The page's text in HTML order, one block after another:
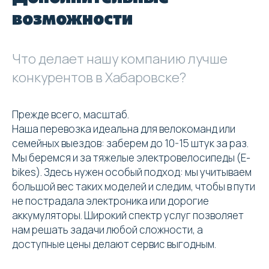
возможности
Что делает нашу компанию лучше
конкурентов в Хабаровске?
Прежде всего, масштаб.
Наша перевозка идеальна для велокоманд или
семейных выездов: заберем до 10-15 штук за раз.
Мы беремся и за тяжелые электровелосипеды (E-
bikes). Здесь нужен особый подход: мы учитываем
большой вес таких моделей и следим, чтобы в пути
не пострадала электроника или дорогие
аккумуляторы. Широкий спектр услуг позволяет
нам решать задачи любой сложности, а
доступные цены делают сервис выгодным.
4
Аккуратно перевозим груз
3
Приезжаем в нужный день и время
2
Связываемся и оговариваем
вашей груза на новое место